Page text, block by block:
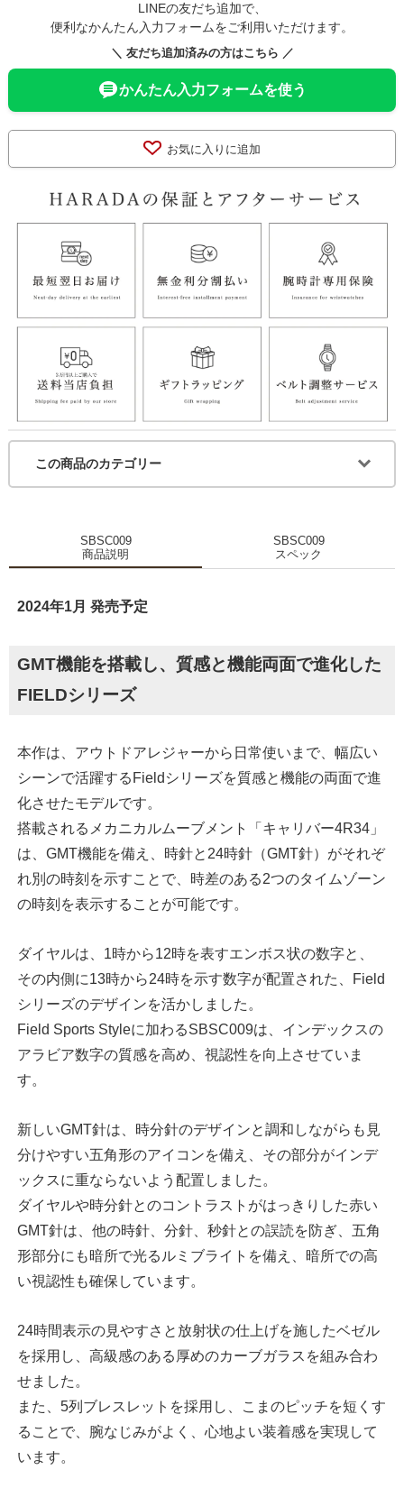
LINEの友だち追加で、
便利なかんたん入力フォームをご利用いただけます。
＼ 友だち追加済みの方はこちら ／
かんたん入力フォームを使う
お気に入りに追加
この商品のカテゴリー
SBSC009
商品説明
SBSC009
スペック
2024年1月 発売予定
GMT機能を搭載し、質感と機能両面で進化した
FIELDシリーズ
本作は、アウトドアレジャーから日常使いまで、幅広い
シーンで活躍するFieldシリーズを質感と機能の両面で進
化させたモデルです。
搭載されるメカニカルムーブメント「キャリバー4R34」
は、GMT機能を備え、時針と24時針（GMT針）がそれぞ
れ別の時刻を示すことで、時差のある2つのタイムゾーン
の時刻を表示することが可能です。
ダイヤルは、1時から12時を表すエンボス状の数字と、
その内側に13時から24時を示す数字が配置された、Field
シリーズのデザインを活かしました。
Field Sports Styleに加わるSBSC009は、インデックスの
アラビア数字の質感を高め、視認性を向上させていま
す。
新しいGMT針は、時分針のデザインと調和しながらも見
分けやすい五角形のアイコンを備え、その部分がインデ
ックスに重ならないよう配置しました。
ダイヤルや時分針とのコントラストがはっきりした赤い
GMT針は、他の時針、分針、秒針との誤読を防ぎ、五角
形部分にも暗所で光るルミブライトを備え、暗所での高
い視認性も確保しています。
24時間表示の見やすさと放射状の仕上げを施したベゼル
を採用し、高級感のある厚めのカーブガラスを組み合わ
せました。
また、5列ブレスレットを採用し、こまのピッチを短くす
ることで、腕なじみがよく、心地よい装着感を実現して
います。